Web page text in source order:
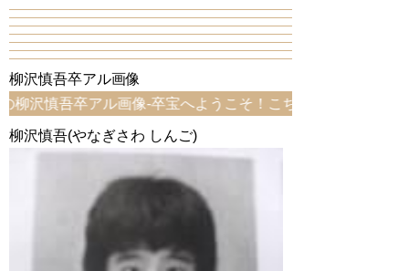
柳沢慎吾卒アル画像
吾卒アル画像-卒宝へようこそ！こちらは、柳沢慎吾卒ア
柳沢慎吾(やなぎさわ しんご)